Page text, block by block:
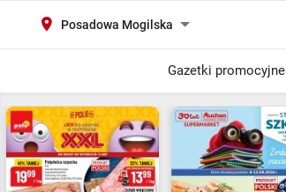
Posadowa Mogilska
Gazetki promocyjne